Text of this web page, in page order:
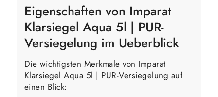
Eigenschaften von Imparat
Klarsiegel Aqua 5l | PUR-
Versiegelung im Ueberblick
Die wichtigsten Merkmale von Imparat
Klarsiegel Aqua 5l | PUR-Versiegelung auf
einen Blick: